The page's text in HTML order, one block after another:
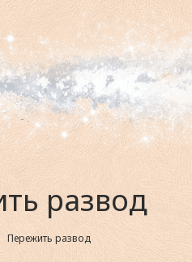
развод
Пережить развод